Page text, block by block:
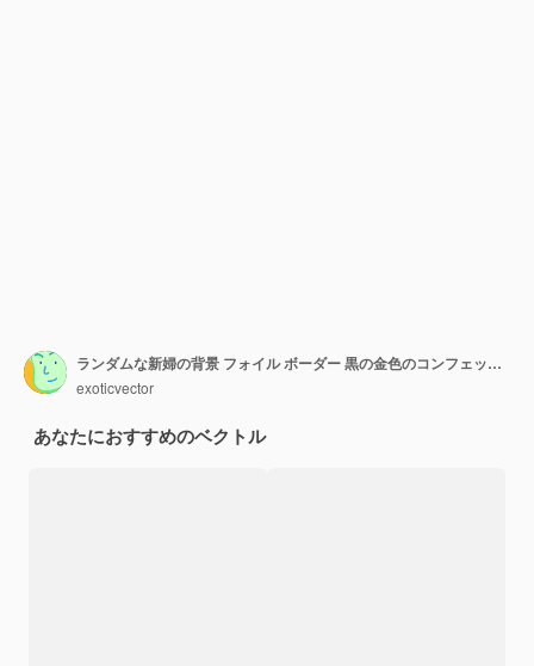
ランダムな新婦の背景 フォイル ボーダー 黒の金色のコンフェッティ 孤立した金色の塵の粒子 ベクトル 丸いボケ 抽象的な虹色の背景 流動的な誕生日カード 幾何学的な記念日の背景
exoticvector
あなたにおすすめのベクトル